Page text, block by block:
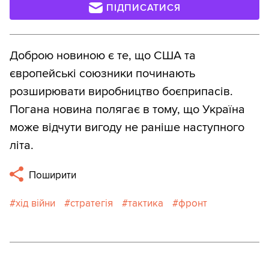
ПІДПИСАТИСЯ
Доброю новиною є те, що США та
європейські союзники починають
розширювати виробництво боєприпасів.
Погана новина полягає в тому, що Україна
може відчути вигоду не раніше наступного
літа.
Поширити
хід війни стратегія тактика фронт